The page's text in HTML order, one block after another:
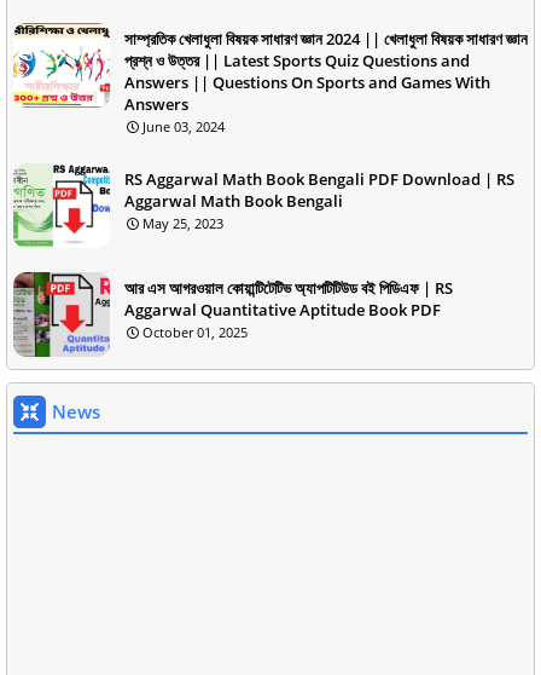
সাম্প্রতিক খেলাধুলা বিষয়ক সাধারণ জ্ঞান 2024 || খেলাধুলা বিষয়ক সাধারণ জ্ঞান
প্রশ্ন ও উত্তর || Latest Sports Quiz Questions and
Answers || Questions On Sports and Games With
Answers
June 03, 2024
RS Aggarwal Math Book Bengali PDF Download | RS
Aggarwal Math Book Bengali
May 25, 2023
আর এস আগরওয়াল কোয়ান্টিটেটিভ অ্যাপটিটিউড বই পিডিএফ | RS
Aggarwal Quantitative Aptitude Book PDF
October 01, 2025
News